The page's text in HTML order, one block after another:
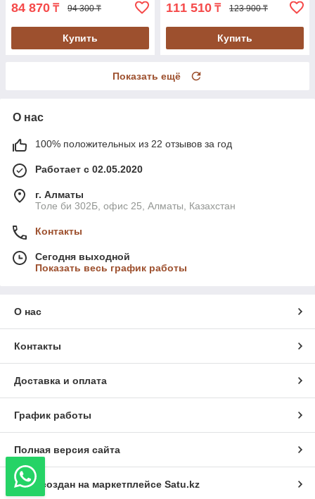
84 870 ₸ 94 300 ₸
Купить
111 510 ₸ 123 900 ₸
Купить
Показать ещё
О нас
100% положительных из 22 отзывов за год
Работает с 02.05.2020
г. Алматы
Толе би 302Б, офис 25, Алматы, Казахстан
Контакты
Сегодня выходной
Показать весь график работы
О нас
Контакты
Доставка и оплата
График работы
Полная версия сайта
Сайт создан на маркетплейсе Satu.kz